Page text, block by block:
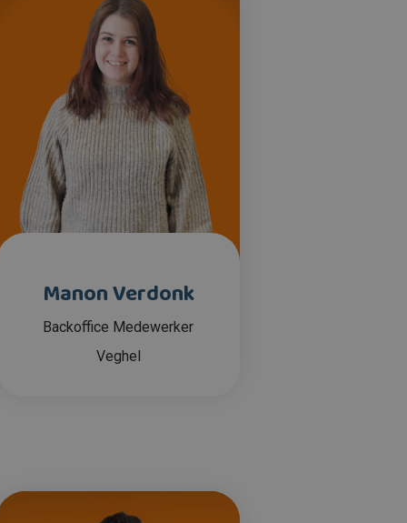
Manon Verdonk
Backoffice Medewerker
Veghel